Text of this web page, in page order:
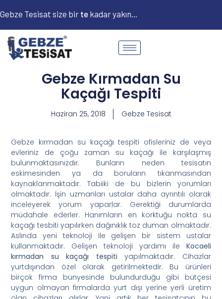
Gebze Tesisat size bir te efokadar yakın...
Gebze Kırmadan Su
Kaçağı Tespiti
Haziran 25, 2018 Gebze Tesisat
Gebze kırmadan su kaçağı tespiti ofisleriniz de veya
evleriniz de çoğu zaman su kaçağı ile karşılaşmış
bulunmaktasınızdır. Bunların neden tesisatın
eskimesinden ya da boruların tıkanmasından
kaynaklanmaktadır. Tabiiki de bu bizlerin yorumları
olmaktadır. İşin uzmanları ustalar daha ayrıntılı olarak
inceleyerek yorum yaparlar. Gerektiği durumlarda
müdahale ederler. Hanımların en korktuğu nokta su
kaçağı tesbiti yapılırken dağınıklık toz duman olmaktadır.
Aslında yeni teknoloji ile gelişen bir sistem ustalar
kullanmaktadır. Gelişen teknoloji yardımı ile Kocaeli
kırmadan
su kaçağı tespiti yapılmaktadır. Cihazlar
yurtdışından özel olarak getirilmektedir. Bu ürünleri
birçok firma bünyesinde bulundurduğu gibi bütçesi
uygun olmayan firmalarda yurt dışı yerine yerli üretim